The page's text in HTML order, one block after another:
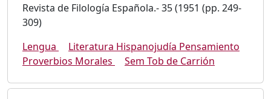
Revista de Filología Española.- 35 (1951 (pp. 249-
309)
Lengua
Literatura Hispanojudía Pensamiento
Proverbios Morales
Sem Tob de Carrión